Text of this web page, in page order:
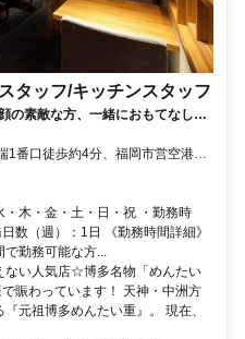
タッフ/キッチンスタッフ
の素敵な方、一緒におもてなしを
1番口徒歩約4分、福岡市営空港線
空港線 天神14番口徒歩約5分
木・金・土・日・祝 ・勤務時
数（週）：1日 《勤務時間詳細》
で勤務可能な方...
ない人気店☆博多名物「めんたい
賑わっています！ 天神・中洲方
元祖博多めんたい重』。 現在、